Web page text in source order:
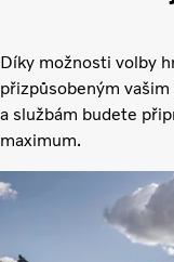
Díky možnosti volby
přizpůsobeným
a službám budete
maximum.